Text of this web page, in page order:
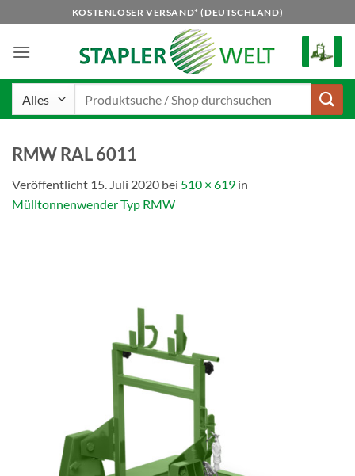
Inhalt
springen
KOSTENLOSER VERSAND* (DEUTSCHLAND)
RMW RAL 6011
Veröffentlicht 15. Juli 2020 bei 510 × 619 in
Mülltonnenwender Typ RMW